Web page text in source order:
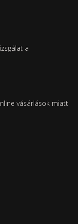
a
vásárlások miatt